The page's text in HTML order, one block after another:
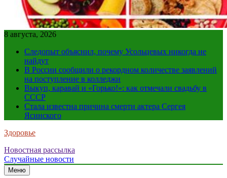
8 августа, 2026
Следопыт объяснил, почему Усольцевых никогда не
найдут
В России сообщили о рекордном количестве заявлений
на поступление в колледжи
Выкуп, каравай и «Горько!»: как отмечали свадьбу в
СССР
Стала известна причина смерти актера Сергея
Ясинского
Здоровье
Новостная рассылка
Случайные новости
Меню